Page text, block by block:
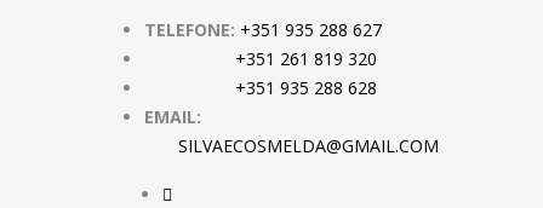
TELEFONE: +351 935 288 627
+351 261 819 320
+351 935 288 628
EMAIL:
SILVAECOSMELDA@GMAIL.COM